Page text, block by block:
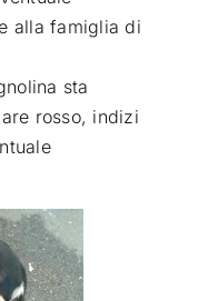
alla famiglia di
sta
rosso, indizi